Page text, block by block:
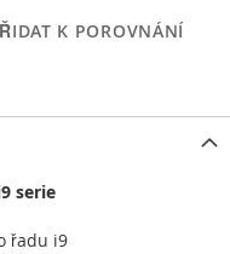
K POROVNÁNÍ
serie
řadu i9